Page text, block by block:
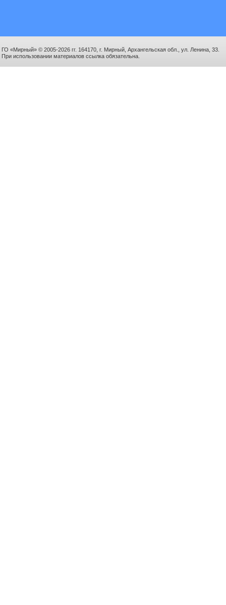
ГО «Мирный» © 2005-2026 гг. 164170, г. Мирный, Архангельская обл., ул. Ленина, 33.
При использовании материалов ссылка обязательна.